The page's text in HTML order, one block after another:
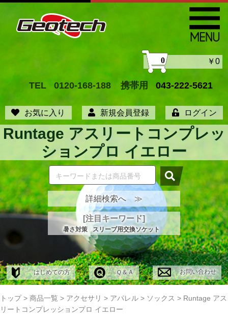
TEL 0120-168-188 携帯用 043-222-5621
お気に入り 新規会員登録 ログイン
0 ￥0
Runtage アスリートコンプレッ
ションプロ イエロー
詳細検索へ ≫
[注目キーワード]
暑さ対策 スリーブ用交換ソケット
はじめての方 Ｑ＆Ａ お問い合わせ
トップ > 商品一覧 > アクセサリ > アパレル > ソックス > Runtage アス
リートコンプレッションプロ イエロー